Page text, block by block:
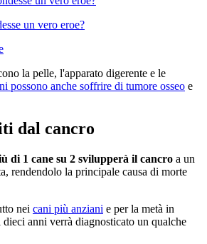
un vero eroe?
la pelle, l'apparato digerente e le
possono anche soffrire di tumore osseo e
dal cancro
di 1 cane su 2 svilupperà il cancro a un
rendendolo la principale causa di morte
nei cani più anziani e per la metà in
anni verrà diagnosticato un qualche